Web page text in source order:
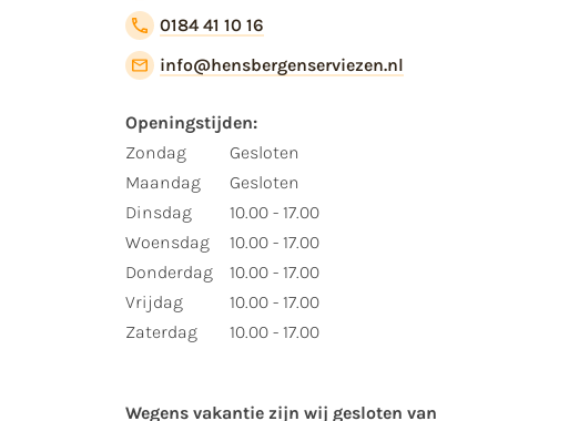
0184 41 10 16
info@hensbergenserviezen.nl
Openingstijden:
Zondag
Maandag
Dinsdag
Woensdag
Donderdag
Vrijdag
Zaterdag
Gesloten
Gesloten
10.00 - 17.00
10.00 - 17.00
10.00 - 17.00
10.00 - 17.00
10.00 - 17.00
Wegens vakantie zijn wij gesloten van ​